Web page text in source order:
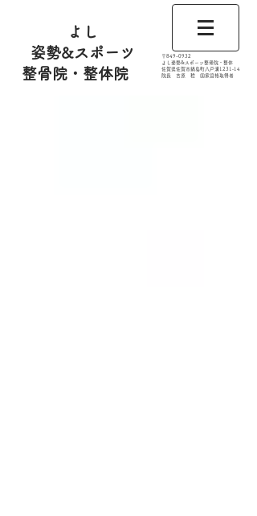
よし
姿勢&スポーツ
整骨院・整体院
​〒849-0932
よし姿勢&スポーツ整骨院・整体
佐賀県佐賀市鍋島町八戸溝1231‐14
​​院長 吉原 稔​ 国家資格取得者